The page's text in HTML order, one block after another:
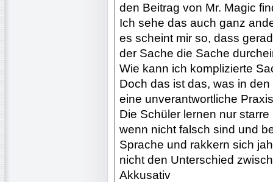
den Beitrag von Mr. Magic
Ich sehe das auch ganz
es scheint mir so, dass
der Sache die Sache
Wie kann ich komplizierte
Doch das ist das, was in
eine unverantwortliche
Die Schüler lernen nur
wenn nicht falsch sind und
Sprache und rakkern sich
nicht den Unterschied
Akkusativ